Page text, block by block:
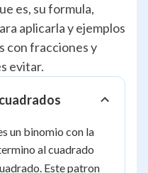
es, su formula,
aplicarla y ejemplos
con fracciones y
evitar.
un binomio con la
al cuadrado
Este patron